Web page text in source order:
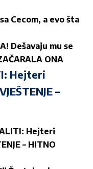
Cecom, a evo šta
Dešavaju mu se
ONA
Hejteri
–
Hejteri
– HITNO